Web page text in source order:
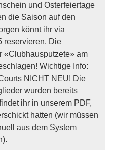
und Osterfeiertage
die Saison auf den
könnt ihr via
reservieren. Die
«Clubhausputzete» am
Wichtige Info:
NICHT NEU! Die
wurden bereits
ihr in unserem PDF,
hatten (wir müssen
aus dem System